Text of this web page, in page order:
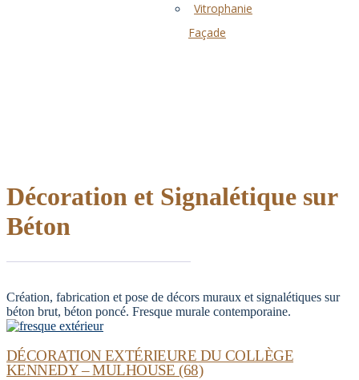
Vitrophanie
Façade
Décoration et Signalétique sur
Béton
Création, fabrication et pose de décors muraux et signalétiques sur
béton brut, béton poncé. Fresque murale contemporaine.
DÉCORATION EXTÉRIEURE DU COLLÈGE
KENNEDY – MULHOUSE (68)